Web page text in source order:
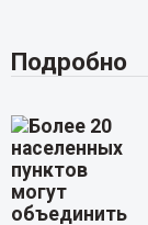
Подробно